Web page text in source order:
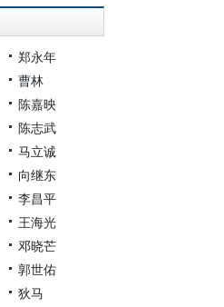
郑永年
曹林
陈嘉映
陈志武
马立诚
向继东
李昌平
王海光
邓晓芒
郭世佑
狄马